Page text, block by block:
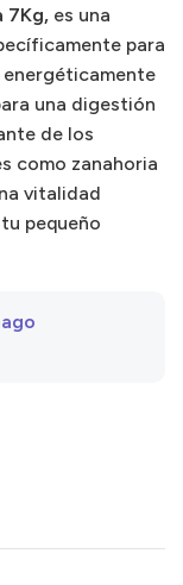
7Kg, es una
para
energéticamente
una digestión
de los
como zanahoria
vitalidad
pequeño